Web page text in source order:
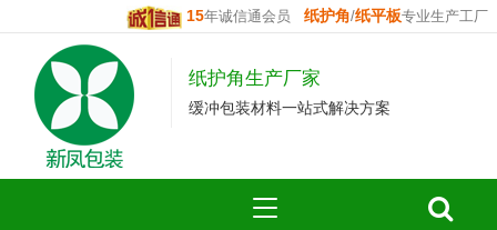
15年诚信通会员 纸护角/纸平板专业生产工厂
纸护角生产厂家
缓冲包装材料一站式解决方案